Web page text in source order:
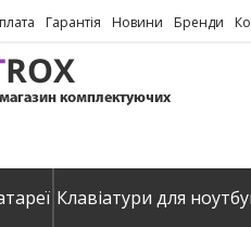
Гарантія Новини Бренди
Клавіатури для